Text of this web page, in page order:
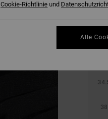
38
Cookie-Richtlinie und
Alle